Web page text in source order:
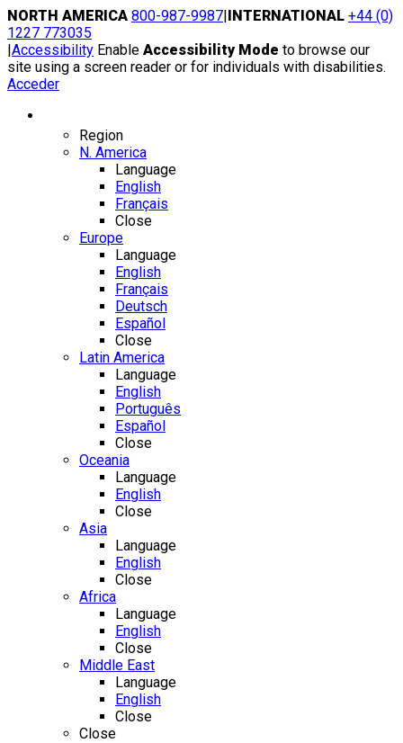
Skip
to
content
NORTH AMERICA 800-987-9987|INTERNATIONAL +44 (0)
1227 773035
|Accessibility Enable Accessibility Mode to browse our
site using a screen reader or for individuals with disabilities.
Acceder
Region
N. America
Language
English
Français
Close
Europe
Language
English
Français
Deutsch
Español
Close
Latin America
Language
English
Português
Español
Close
Oceania
Language
English
Close
Asia
Language
English
Close
Africa
Language
English
Close
Middle East
Language
English
Close
Close